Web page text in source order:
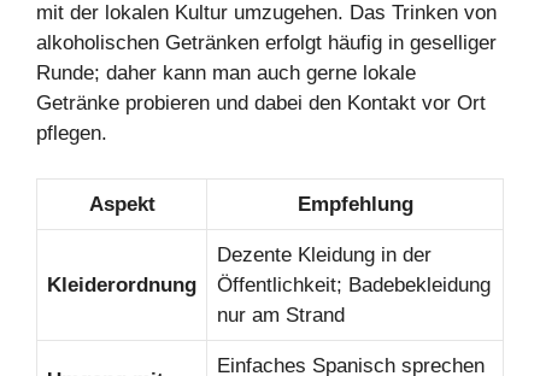
mit der lokalen Kultur umzugehen. Das Trinken von
alkoholischen Getränken erfolgt häufig in geselliger
Runde; daher kann man auch gerne lokale
Getränke probieren und dabei den Kontakt vor Ort
pflegen.
Aspekt Empfehlung
Kleiderordnung
Dezente Kleidung in der
Öffentlichkeit; Badebekleidung
nur am Strand
Einfaches Spanisch sprechen